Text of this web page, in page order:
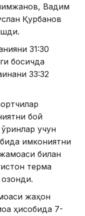
Вадим
Қурбанов
31:30
босқичда
33:32
бой
учун
имкониятни
билан
терма
жаҳон
ҳисобида 7-